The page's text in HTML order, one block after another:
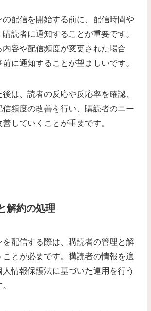
の配信を開始する前に、配信時間や
購読者に通知することが重要です。
内容や配信頻度が変更された場合
に通知することが望ましいです。
は、読者の反応や反応率を確認、
信頻度の改善を行い、購読者のニー
していくことが重要です。
解約の処理
を配信する際は、購読者の管理と解
ことが必要です。購読者の情報を適
情報保護法に基づいた運用を行う